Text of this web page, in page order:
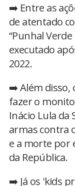
➡️ Entre as
de atentado
“Punhal
executado
2022.
➡️ Além disso,
fazer o
Inácio Lula da
armas contra
e a morte por
da República.
➡️ Já os 'kids